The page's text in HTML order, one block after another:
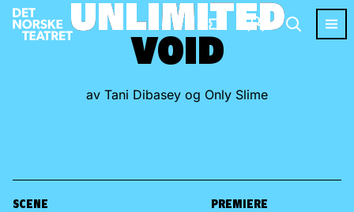
UNLIMITED
VOID
UNLIMITED
VOID
av Tani Dibasey og Only Slime
SCENE PREMIERE